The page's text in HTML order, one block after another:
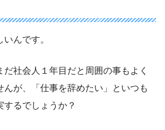
んです。
社会人１年目だと周囲の事もよく
が、「仕事を辞めたい」といつも
るでしょうか？